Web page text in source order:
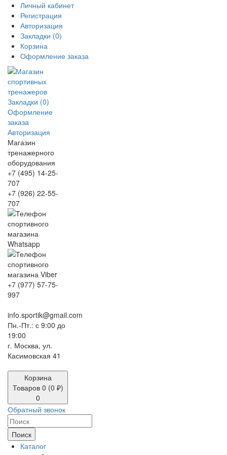
Личный кабинет
Регистрация
Авторизация
Закладки (0)
Корзина
Оформление заказа
Закладки (0)
Оформление
заказа
Авторизация
Магазин
тренажерного
оборудования
+7 (495) 14-25-
707
+7 (926) 22-55-
707
+7 (977) 57-75-
997
info.sportik@gmail.com
Пн.-Пт.: с 9:00 до
19:00
г. Москва, ул.
Касимовская 41
Корзина
Товаров 0 (0 ₽)
0
Обратный звонок
Поиск
Каталог